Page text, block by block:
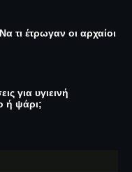
τι έτρωγαν οι αρχαίοι
για υγιεινή
ή ψάρι;